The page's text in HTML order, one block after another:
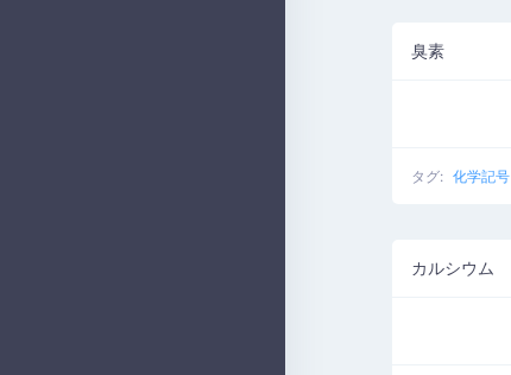
臭素
タグ: 化学記号
カルシウム